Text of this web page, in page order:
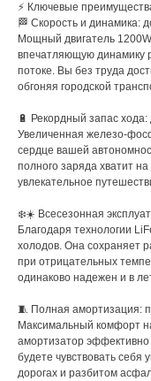
⚡ Ключевые
🏁 Скорость и динамика:
Мощный двигатель
впечатляющую динамику
потоке. Вы без труда
обгоняя городской
🔋 Рекордный запас хода:
Увеличенная железо-
сердце вашей
полного заряда хватит
увлекательное
❄️☀️ Всесезонная
Благодаря технологии
холодов. Она сохраняет
при отрицательных
одинаково надежен и в
🧵 Полная амортизация:
Максимальный комфорт
амортизатор эффективно
будете чувствовать
дорогах и разбитом